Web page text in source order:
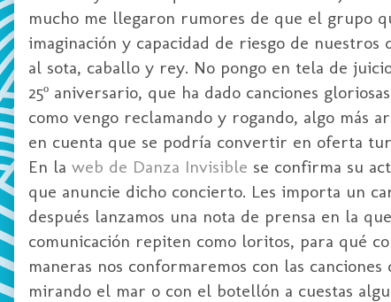
mucho me llegaron rumores de que el grupo
imaginación y capacidad de riesgo de
al sota, caballo y rey. No pongo en tela de
25º aniversario, que ha dado canciones
como vengo reclamando y rogando, algo más
en cuenta que se podría convertir en oferta
En la web de Danza Invisible se confirma su
que anuncie dicho concierto. Les importa un
después lanzamos una nota de prensa en la
comunicación repiten como loritos, para qué
maneras nos conformaremos con las
mirando el mar o con el botellón a cuestas